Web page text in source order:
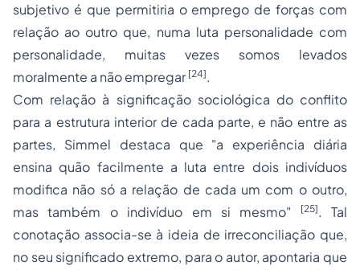
subjetivo é que permitiria o emprego de forças com
relação ao outro que, numa luta personalidade com
personalidade, muitas vezes somos levados
moralmente a não empregar [24].
Com relação à significação sociológica do conflito
para a estrutura interior de cada parte, e não entre as
partes, Simmel destaca que "a experiência diária
ensina quão facilmente a luta entre dois indivíduos
modifica não só a relação de cada um com o outro,
mas também o indivíduo em si mesmo" [25]. Tal
conotação associa-se à ideia de irreconciliação que,
no seu significado extremo, para o autor, apontaria que